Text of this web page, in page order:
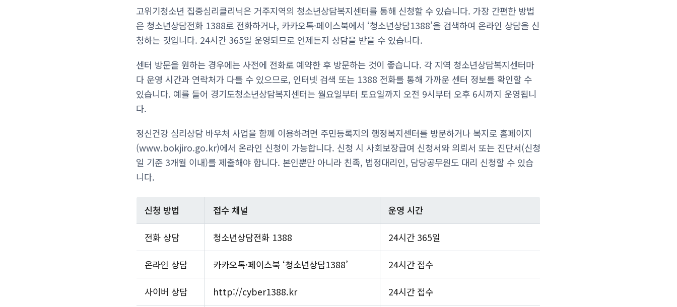
고위기청소년 집중심리클리닉은 거주지역의 청소년상담복지센터를 통해 신청할 수 있습니다. 가장 간편한 방법
은 청소년상담전화 1388로 전화하거나, 카카오톡·페이스북에서 ‘청소년상담1388’을 검색하여 온라인 상담을 신
청하는 것입니다. 24시간 365일 운영되므로 언제든지 상담을 받을 수 있습니다.
센터 방문을 원하는 경우에는 사전에 전화로 예약한 후 방문하는 것이 좋습니다. 각 지역 청소년상담복지센터마
다 운영 시간과 연락처가 다를 수 있으므로, 인터넷 검색 또는 1388 전화를 통해 가까운 센터 정보를 확인할 수
있습니다. 예를 들어 경기도청소년상담복지센터는 월요일부터 토요일까지 오전 9시부터 오후 6시까지 운영됩니
다.
정신건강 심리상담 바우처 사업을 함께 이용하려면 주민등록지의 행정복지센터를 방문하거나 복지로 홈페이지
(www.bokjiro.go.kr)에서 온라인 신청이 가능합니다. 신청 시 사회보장급여 신청서와 의뢰서 또는 진단서(신청
일 기준 3개월 이내)를 제출해야 합니다. 본인뿐만 아니라 친족, 법정대리인, 담당공무원도 대리 신청할 수 있습
니다.
신청 방법 접수 채널 운영 시간
전화 상담 청소년상담전화 1388 24시간 365일
온라인 상담 카카오톡·페이스북 ‘청소년상담1388’ 24시간 접수
사이버 상담 http://cyber1388.kr 24시간 접수